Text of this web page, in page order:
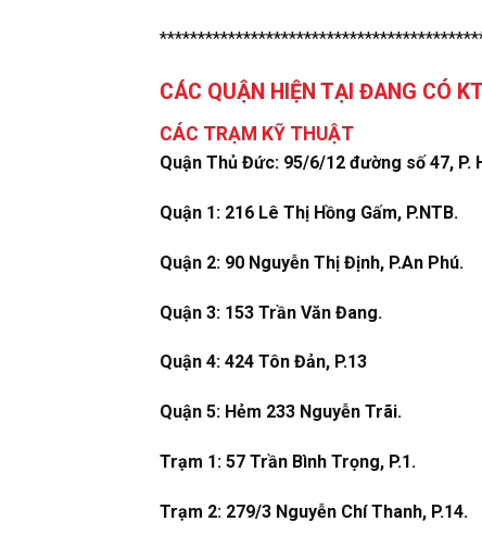
CÁC QUẬN HIỆN TẠI ĐANG CÓ
CÁC TRẠM KỸ THUẬT
Quận Thủ Đức: 95/6/12 đường số 47, P.
Quận 1: 216 Lê Thị Hồng Gấm, P.NTB.
Quận 2: 90 Nguyễn Thị Định, P.An Phú.
Quận 3: 153 Trần Văn Đang.
Quận 4: 424 Tôn Đản, P.13
Quận 5: Hẻm 233 Nguyễn Trãi.
Trạm 1: 57 Trần Bình Trọng, P.1.
Trạm 2: 279/3 Nguyễn Chí Thanh, P.14.